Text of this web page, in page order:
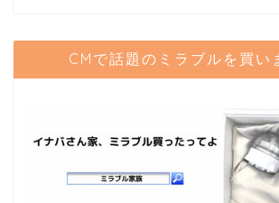
CMで話題のミラブルを買い